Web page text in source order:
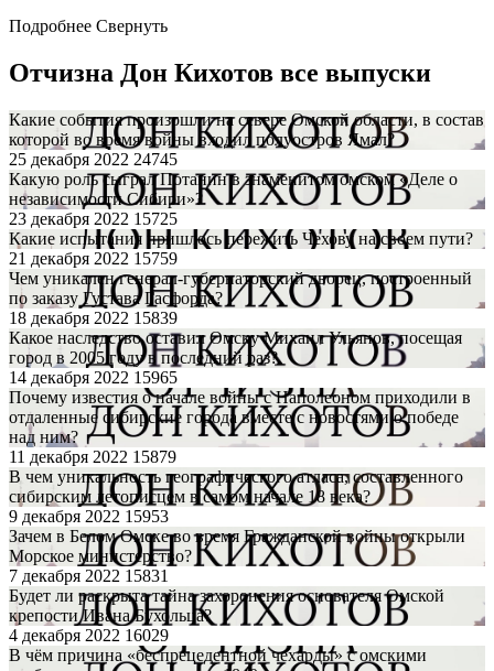
Подробнее Свернуть
Отчизна Дон Кихотов все выпуски
Какие события произошли на севере Омской области, в состав
которой во время войны входил полуостров Ямал?
25 декабря 2022 24745
Какую роль сыграл Потанин в знаменитом омском «Деле о
независимости Сибири»?
23 декабря 2022 15725
Какие испытания пришлось пережить Чехову на своем пути?
21 декабря 2022 15759
Чем уникален генерал-губернаторский дворец, построенный
по заказу Густава Гасфорда?
18 декабря 2022 15839
Какое наследство оставил Омску Михаил Ульянов, посещая
город в 2005 году в последний раз?
14 декабря 2022 15965
Почему известия о начале войны с Наполеоном приходили в
отдаленные сибирские города вместе с новостями о победе
над ним?
11 декабря 2022 15879
В чем уникальность географического атласа, составленного
сибирским летописцем в самом начале 18 века?
9 декабря 2022 15953
Зачем в Белом Омске во время Гражданской войны открыли
Морское министерство?
7 декабря 2022 15831
Будет ли раскрыта тайна захоронения основателя Омской
крепости Ивана Бухольца?
4 декабря 2022 16029
В чём причина «беспрецедентной чехарды» с омскими